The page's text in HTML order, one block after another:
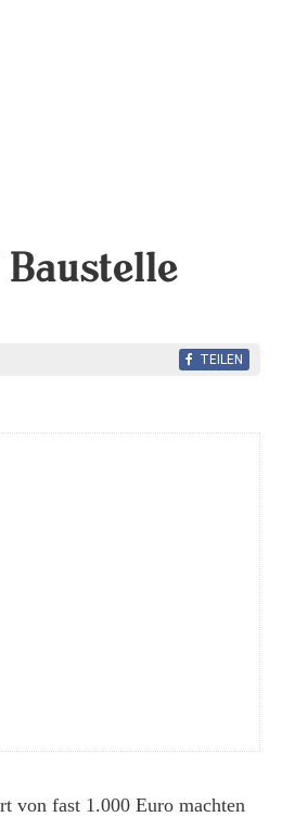
TEILEN
von fast 1.000 Euro machten